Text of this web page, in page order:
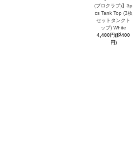
(プロクラブ)】3p
cs Tank Top (3枚
セットタンクト
ップ) White
4,400円(税400
円)